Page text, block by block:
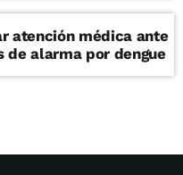
atención médica ante
de alarma por dengue